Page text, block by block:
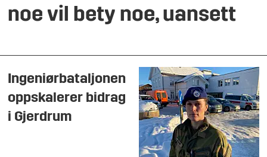
noe vil bety noe, uansett
Ingeniørbataljonen
oppskalerer bidrag
i Gjerdrum